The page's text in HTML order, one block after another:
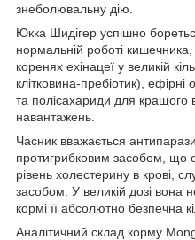
знеболювальну дію.
Юкка Шидігер успішно
нормальній роботі
коренях ехінацеї у великій
клітковина-пребіотик), ефірні
та полісахариди для кращого
навантажень.
Часник вважається
протигрибковим засобом, що
рівень холестерину в крові,
засобом. У великій дозі вона
кормі її абсолютно безпечна
Аналітичний склад корму